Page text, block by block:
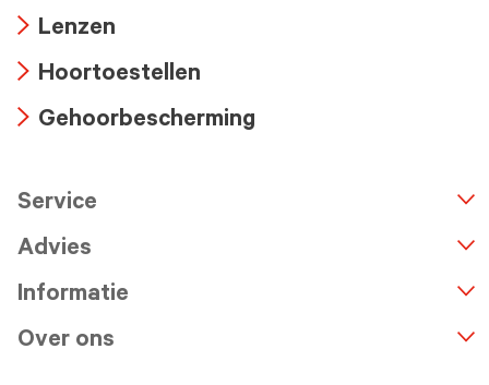
icon
icon
Lenzen
icon
Hoortoestellen
Gehoorbescherming
Service
Advies
Informatie
Over ons